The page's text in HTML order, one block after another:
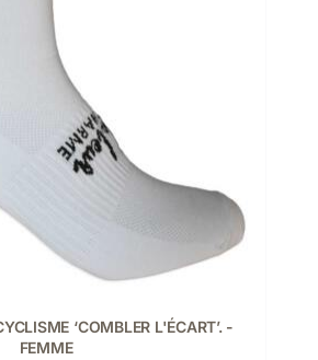
‘COMBLER L'ÉCART’. -
FEMME